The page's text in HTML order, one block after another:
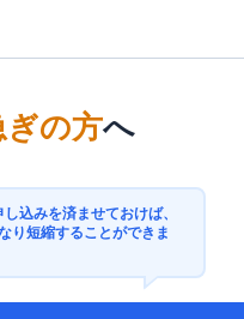
ぎの方へ
込みを済ませておけば、
り短縮することができま